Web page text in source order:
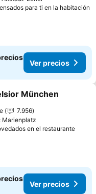
para ti en la habitación
Ver precios
a favoritos
München
7.956
Marienplatz
en el restaurante
Ver precios